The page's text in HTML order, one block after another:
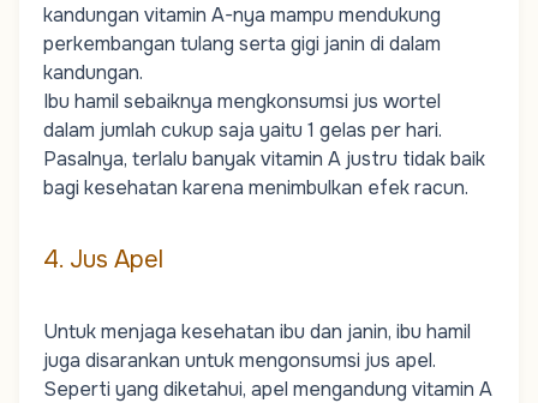
kandungan vitamin A-nya mampu mendukung
perkembangan tulang serta gigi janin di dalam
kandungan.
Ibu hamil sebaiknya mengkonsumsi jus wortel
dalam jumlah cukup saja yaitu 1 gelas per hari.
Pasalnya, terlalu banyak vitamin A justru tidak baik
bagi kesehatan karena menimbulkan efek racun.
4. Jus Apel
Untuk menjaga kesehatan ibu dan janin, ibu hamil
juga disarankan untuk mengonsumsi jus apel.
Seperti yang diketahui, apel mengandung vitamin A